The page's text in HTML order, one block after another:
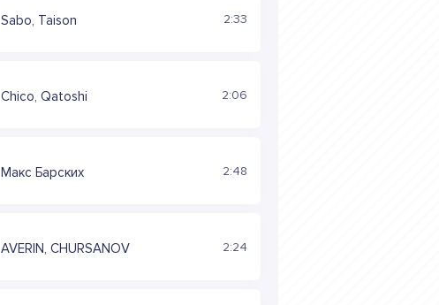
Sabo, Taison 2:33
Chico, Qatoshi 2:06
Макс Барских 2:48
AVERIN, CHURSANOV 2:24